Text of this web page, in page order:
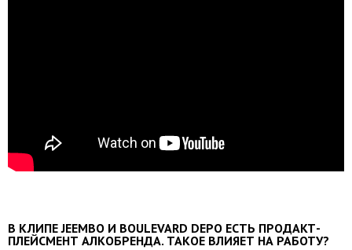
В КЛИПЕ JEEMBO И BOULEVARD DEPO ЕСТЬ ПРОДАКТ-
ПЛЕЙСМЕНТ АЛКОБРЕНДА. ТАКОЕ ВЛИЯЕТ НА РАБОТУ?